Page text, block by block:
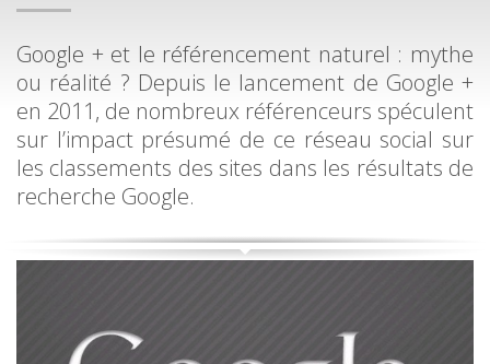
Google + et le référencement naturel : mythe
ou réalité ? Depuis le lancement de Google +
en 2011, de nombreux référenceurs spéculent
sur l’impact présumé de ce réseau social sur
les classements des sites dans les résultats de
recherche Google.